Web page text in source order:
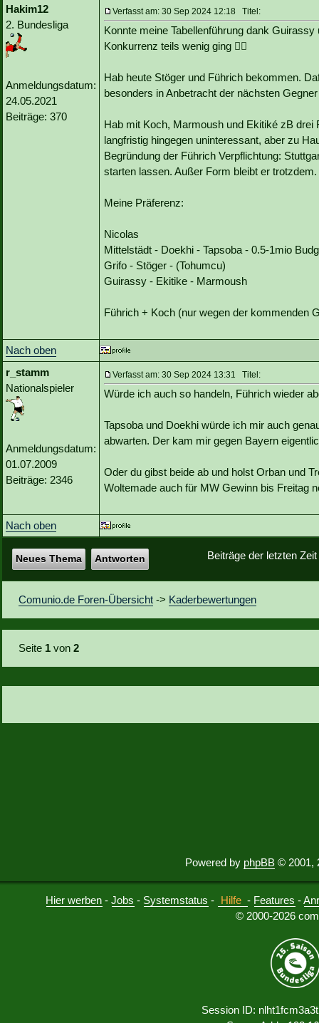
Hakim12
2. Bundesliga
Anmeldungsdatum:
24.05.2021
Beiträge: 370
Verfasst am: 30 Sep 2024 12:18 Titel:
Konnte meine Tabellenführung dank
Konkurrenz teils wenig ging 👍🏼
Hab heute Stöger und Führich bekommen.
besonders in Anbetracht der nächsten
Hab mit Koch, Marmoush und Ekitiké zB drei
langfristig hingegen uninteressant, aber zu
Begründung der Führich Verpflichtung:
starten lassen. Außer Form bleibt er trotzdem.
Meine Präferenz:
Nicolas
Mittelstädt - Doekhi - Tapsoba - 0.5-1mio
Grifo - Stöger - (Tohumcu)
Guirassy - Ekitike - Marmoush
Führich + Koch (nur wegen der kommenden
Nach oben
r_stamm
Nationalspieler
Anmeldungsdatum:
01.07.2009
Beiträge: 2346
Verfasst am: 30 Sep 2024 13:31 Titel:
Würde ich auch so handeln, Führich wieder
Tapsoba und Doekhi würde ich mir auch
abwarten. Der kam mir gegen Bayern
Oder du gibst beide ab und holst Orban und
Woltemade auch für MW Gewinn bis Freitag
Nach oben
Beiträge der letzten
Neues Thema Antworten
Comunio.de Foren-Übersicht -> Kaderbewertungen
Seite 1 von2
Powered by phpBB © 2001,
Hier werben -Jobs - Systemstatus - Hilfe - Features -
© 2000-2026
Session ID: